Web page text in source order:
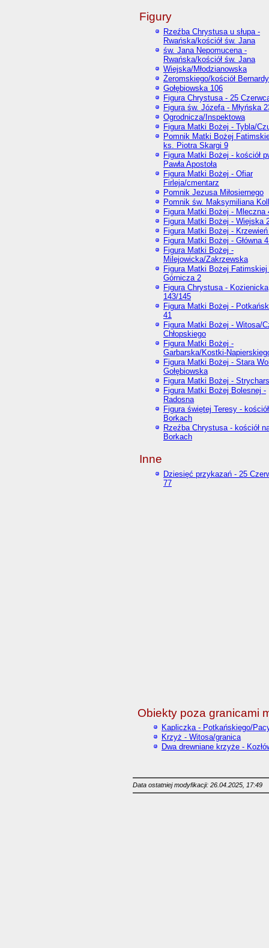
Figury
Rzeźba Chrystusa u słupa -
Rwańska/kościół św. Jana
św. Jana Nepomucena -
Rwańska/kościół św. Jana
Wiejska/Młodzianowska
Żeromskiego/kościół
Gołębiowska 106
Figura Chrystusa - 25
Figura św. Józefa - Młyńska
Ogrodnicza/Inspektowa
Figura Matki Bożej - Tybla/
Pomnik Matki Bożej
ks. Piotra Skargi 9
Figura Matki Bożej - kościół
Pawła Apostoła
Figura Matki Bożej - Ofiar
Firleja/cmentarz
Pomnik Jezusa Miłosiernego
Pomnik św. Maksymiliana
Figura Matki Bożej - Mleczna
Figura Matki Bożej - Wiejska
Figura Matki Bożej -
Figura Matki Bożej - Główna
Figura Matki Bożej -
Milejowicka/Zakrzewska
Figura Matki Bożej Fatimskiej
Górnicza 2
Figura Chrystusa - Kozienicka
143/145
Figura Matki Bożej -
41
Figura Matki Bożej - Witosa/
Chłopskiego
Figura Matki Bożej -
Garbarska/Kostki-
Figura Matki Bożej - Stara
Gołębiowska
Figura Matki Bożej -
Figura Matki Bożej Bolesnej -
Radosna
Figura świętej Teresy -
Borkach
Rzeźba Chrystusa - kościół
Borkach
Inne
Dziesięć przykazań - 25
77
Obiekty poza granicami
Kapliczka - Potkańskiego/
Krzyż - Witosa/granica
Dwa drewniane krzyże -
Data ostatniej modyfikacji: 26.04.2025, 17:49